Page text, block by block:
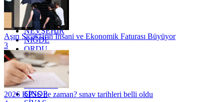
MERSİN
MUĞLA
MUŞ
NEVŞEHİR
NİĞDE
ORDU
OSMANİYE
RİZE
SAKARYA
SAMSUN
SİNOP
Aşırı Sıcakların İnsani ve Ekonomik Faturası Büyüyor
3
2026 KPSS ne zaman? sınav tarihleri belli oldu